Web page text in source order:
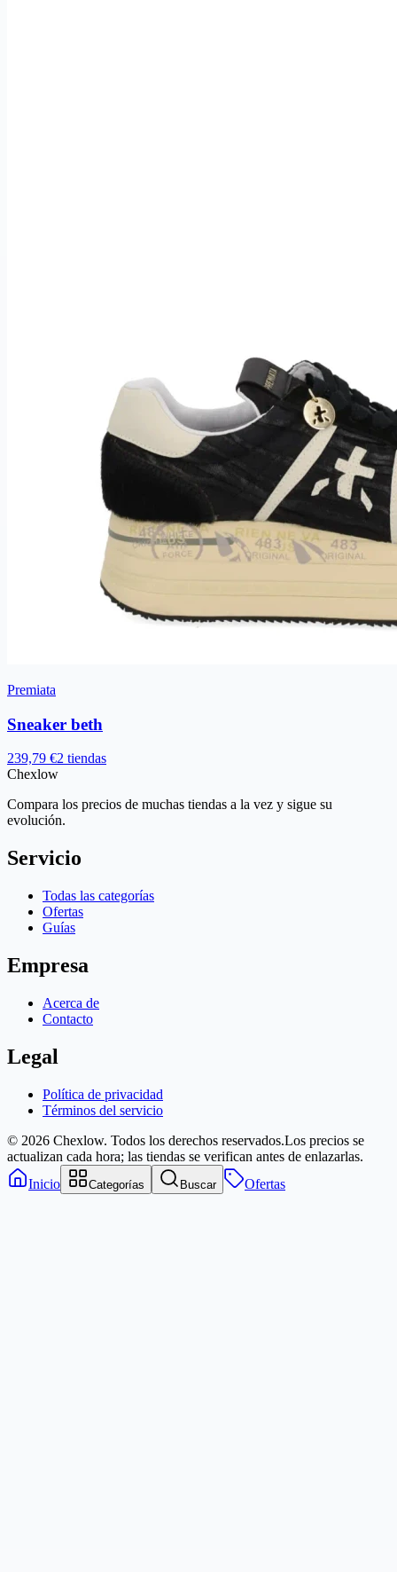
Premiata
Sneaker beth
239,79 €2 tiendas
Chexlow
Compara los precios de muchas tiendas a la vez y sigue su
evolución.
Servicio
Todas las categorías
Ofertas
Guías
Empresa
Acerca de
Contacto
Legal
Política de privacidad
Términos del servicio
© 2026 Chexlow. Todos los derechos reservados.Los precios se
actualizan cada hora; las tiendas se verifican antes de enlazarlas.
Inicio
Categorías Buscar Ofertas